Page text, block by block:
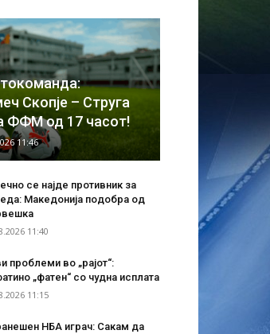
Скопје – Струга
ФФМ од 17 часот!
11:46
се најде противник за
Македонија подобра од
11:40
проблеми во „рајот“:
„фатен“ со чудна исплата
11:15
НБА играч: Сакам да